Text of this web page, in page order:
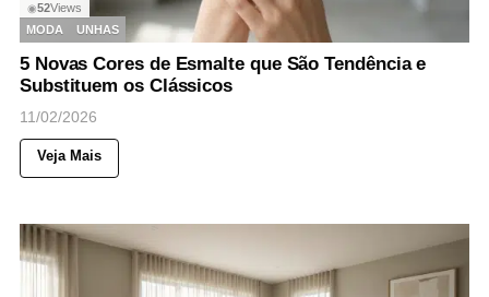
◉52Views
MODA
UNHAS
5 Novas Cores de Esmalte que São Tendência e
Substituem os Clássicos
11/02/2026
Veja Mais